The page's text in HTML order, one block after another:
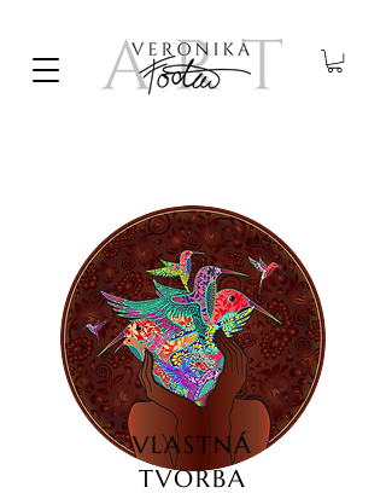
VLASTNÁ
TVORBA